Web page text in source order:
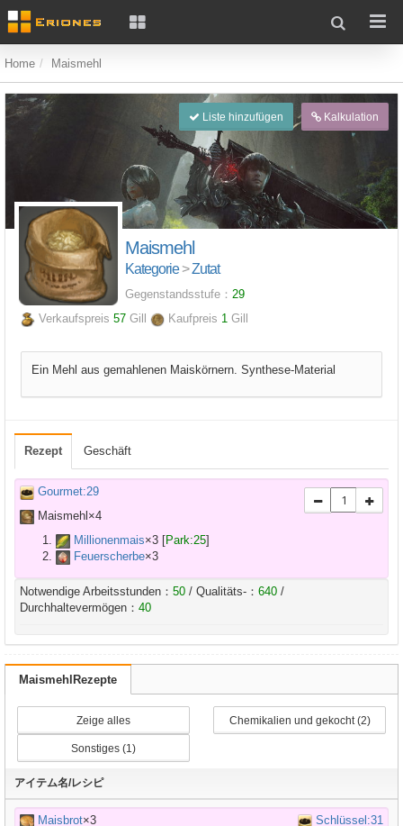
Home Maismehl
Liste hinzufügen Kalkulation
Maismehl
Kategorie>Zutat
Gegenstandsstufe： 29
Verkaufspreis 57 Gill Kaufpreis 1 Gill
Ein Mehl aus gemahlenen Maiskörnern. Synthese-Material
Rezept Geschäft
Gourmet:29
Maismehl×4
Millionenmais×3 [Park:25]
Feuerscherbe×3
Notwendige Arbeitsstunden： 50 / Qualitäts-： 640 /
Durchhaltevermögen： 40
MaismehlRezepte
Zeige alles Chemikalien und gekocht (2)
Sonstiges (1)
アイテム名/レシピ
Maisbrot×3 Schlüssel:31